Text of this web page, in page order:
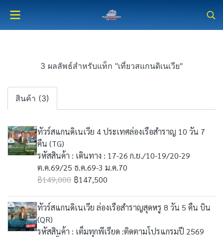
3 ผลลัพธ์สำหรับแท็ก "เที่ยวสแกนดิเนเวีย"
สินค้า (3)
ทัวร์สแกนดิเนเวีย 4 ประเทศล่องเรือสำราญ 10 วัน 7
คืน (TG)
รหัสสินค้า : เดินทาง : 17-26 ก.ย./10-19/20-29
ต.ค.69/25 ธ.ค.69-3 ม.ค.70
฿149,000 ฿147,500
ทัวร์สแกนดิเนเวีย ล่องเรือสำราญสุดหรู 8 วัน 5 คืน บิน
(QR)
รหัสสินค้า : เต็มทุกพีเรียด :ติดตามโปรแกรมปี 2569